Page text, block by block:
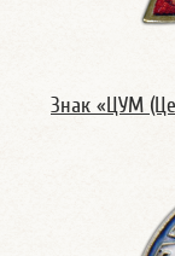
Знак «ЦУМ